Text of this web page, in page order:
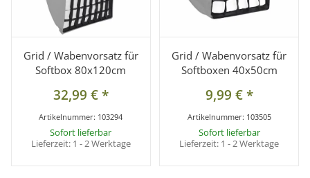
Grid / Wabenvorsatz für
Softbox 80x120cm
32,99 €*
Artikelnummer: 103294
Sofort lieferbar
Lieferzeit: 1 - 2 Werktage
Grid / Wabenvorsatz für
Softboxen 40x50cm
9,99 €*
Artikelnummer: 103505
Sofort lieferbar
Lieferzeit: 1 - 2 Werktage